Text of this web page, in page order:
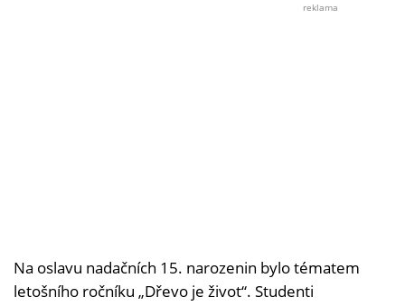
reklama
Na oslavu nadačních 15. narozenin bylo tématem
letošního ročníku „Dřevo je život“. Studenti